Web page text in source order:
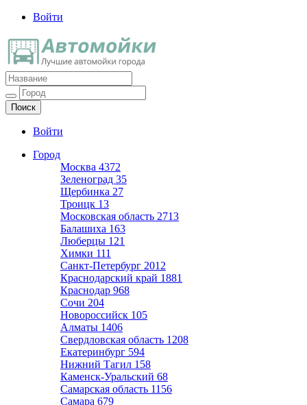
Войти
Автомойки
Ещё один сайт на WordPress
Войти
Город
Москва 4372
Зеленоград 35
Щербинка 27
Троицк 13
Московская область 2713
Балашиха 163
Люберцы 121
Химки 111
Санкт-Петербург 2012
Краснодарский край 1881
Краснодар 968
Сочи 204
Новороссийск 105
Алматы 1406
Свердловская область 1208
Екатеринбург 594
Нижний Тагил 158
Каменск-Уральский 68
Самарская область 1156
Самара 679